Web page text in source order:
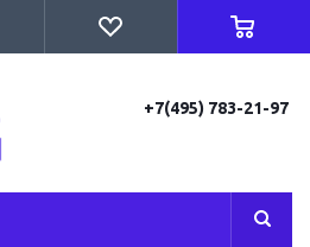
+7(495) 783-21-97